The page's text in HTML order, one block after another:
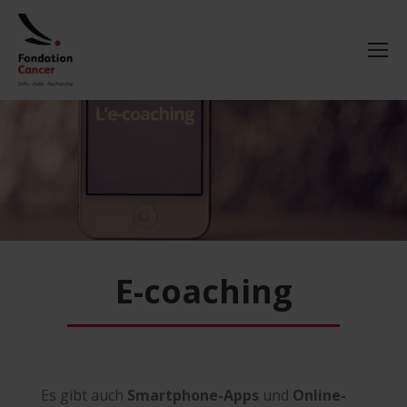
E-coaching
Es gibt auch Smartphone-Apps und Online-